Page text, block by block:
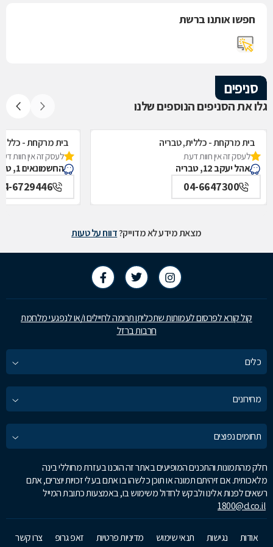
חפשו אותנו ברשת
סניפים
גלו את הסניפים הנוספים שלנו
בית מרקחת - כללית, טבריה
לעסק זה אין חוות דעת
אהל יעקב 12, טבריה
04-6647300
בית מרקחת -
לעסק זה אין חוות
החשמונאים 1, טבריה
6729446
מצאת מידע לא מדוייק?דווח על טעות
קול קורא לפרסום לעמותות שתכליתן תרומה לחיילים ו/או לנפגעי מלחמת
חרבות ברזל
כלים
מחירונים
תחומים נפוצים
חלק מהתמונות והתכנים המופיעים באתר זה הוכנו בעזרת מחוללי בינה
מלאכותית. אם זיהיתם תמונה או תוכן כלשהו בו אתם בעלי זכויות יוצרים, אתם
רשאים לפנות אלינו ולבקש לחדול משימוש בו, באמצעות כתובת המייל
1800@d.co.il
אודות נגישות תנאי שימוש מדיניות פרטיות זאפ גרופ צרו קשר